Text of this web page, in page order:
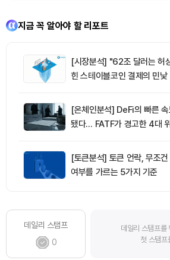
지금 꼭 알아야 할 리포트
[시장분석] "62조 달러는
힌 스테이블코인 결제의 민낯
[온체인분석] DeFi의 빠른
됐다… FATF가 경고한 4대
[토큰분석] 토큰 언락, 무조
여부를 가르는 5가지 기준
데일리 스탬프
0
데일리 스탬프를
첫 스탬프